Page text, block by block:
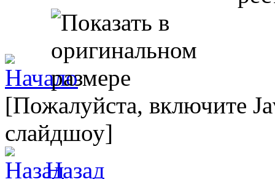
[Пожалуйста, включите
слайдшоу]
Назад